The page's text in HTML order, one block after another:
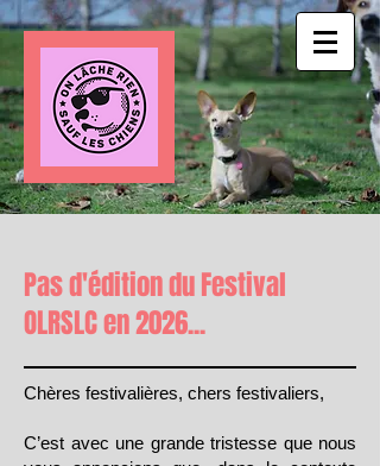
Pas d'édition du Festival
OLRSLC en 2026...
Chères festivalières, chers festivaliers,
C’est avec une grande tristesse que nous